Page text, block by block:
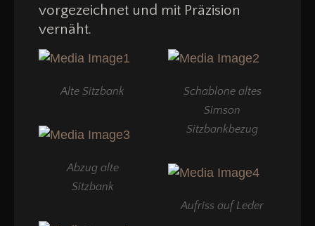
vorgezeichnet und mit Präzision
vernäht.
Alte Sitzbank
Schablone altes
Simson
Sitzbankbezug
Abzug alte
Sitzbank
Aufriss auf Leder